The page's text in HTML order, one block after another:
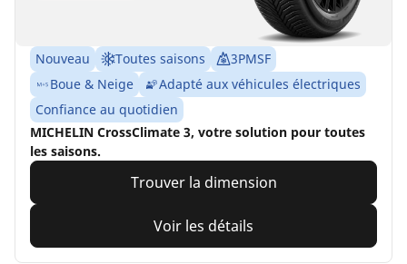
Nouveau Toutes saisons
3PMSF
Boue & Neige
Adapté aux véhicules électriques
Confiance au quotidien
MICHELIN CrossClimate 3, votre solution pour toutes
les saisons.
Trouver la dimension
Voir les détails